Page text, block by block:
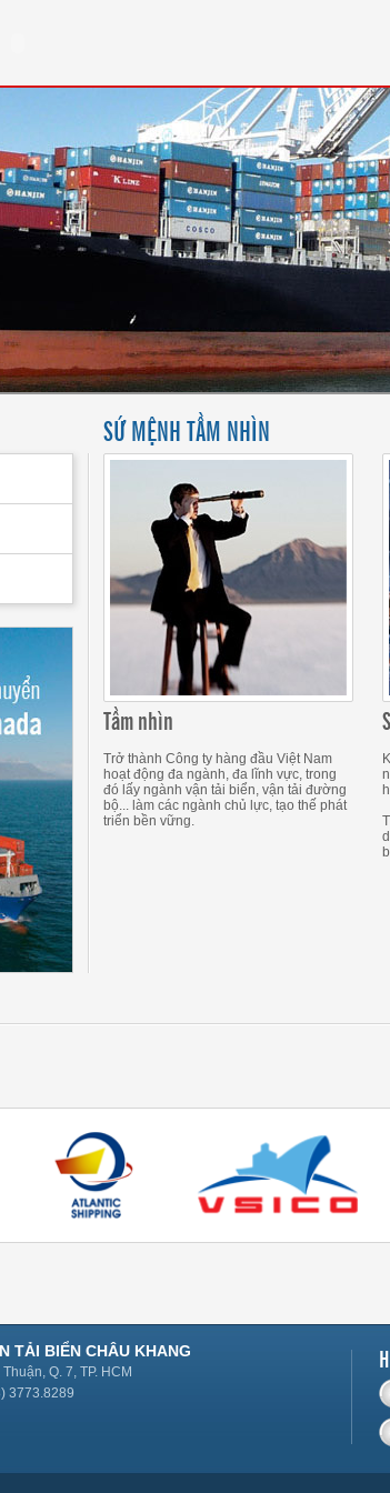
SỨ MỆNH TẦM NHÌN
Tầm nhìn
Trở thành Công ty hàng đầu Việt Nam
hoạt động đa ngành, đa lĩnh vực, trong
đó lấy ngành vận tải biển, vận tải đường
bộ... làm các ngành chủ lực, tạo thế phát
triển bền vững.
TẢI BIỂN CHÂU KHANG
Q. 7, TP. HCM
3773.8289